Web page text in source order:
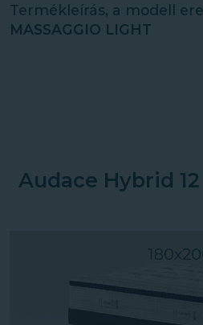
Termékleírás, a modell
MASSAGGIO LIGHT
Audace Hybrid